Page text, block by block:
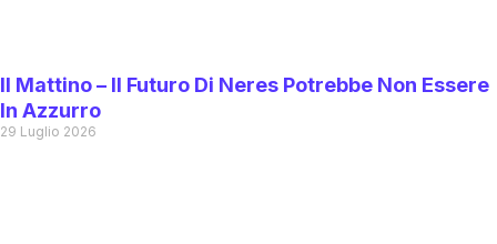
Il Mattino – Il Futuro Di Neres Potrebbe Non Essere
In Azzurro
29 Luglio 2026